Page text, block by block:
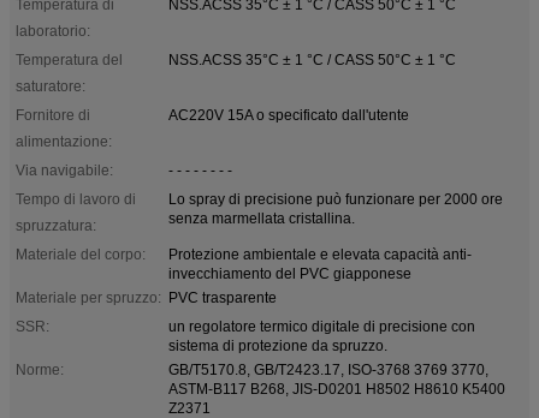
Temperatura di
laboratorio:
NSS.ACSS 35°C ± 1 °C / CASS 50°C ± 1 °C
Temperatura del
saturatore:
NSS.ACSS 35°C ± 1 °C / CASS 50°C ± 1 °C
Fornitore di
alimentazione:
AC220V 15A o specificato dall'utente
Via navigabile:
- - - - - - - -
Tempo di lavoro di
spruzzatura:
Lo spray di precisione può funzionare per 2000 ore
senza marmellata cristallina.
Materiale del corpo:
Protezione ambientale e elevata capacità anti-
invecchiamento del PVC giapponese
Materiale per spruzzo: PVC trasparente
SSR:
un regolatore termico digitale di precisione con
sistema di protezione da spruzzo.
Norme:
GB/T5170.8, GB/T2423.17, ISO-3768 3769 3770,
ASTM-B117 B268, JIS-D0201 H8502 H8610 K5400
Z2371